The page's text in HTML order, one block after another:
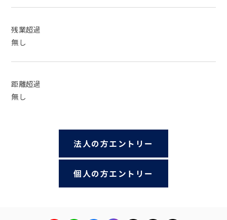
残業超過
無し
距離超過
無し
法人の方エントリー
個人の方エントリー